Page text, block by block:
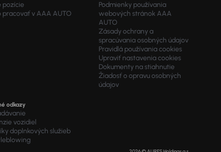
pozície
pracovať v AAA AUTO
Podmienky používania
webových stránok AAA
AUTO
Zásady ochrany a
spracúvania osobných údajov
Pravidlá používania cookies
Upraviť nastavenia cookies
Dokumenty na stiahnutie
Žiadosť o opravu osobných
údajov
odkazy
vozidiel
doplnkových služieb